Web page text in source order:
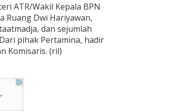
ATR/Wakil Kepala BPN
Ruang Dwi Hariyawan,
dan sejumlah
pihak Pertamina, hadir
Komisaris. (ril)